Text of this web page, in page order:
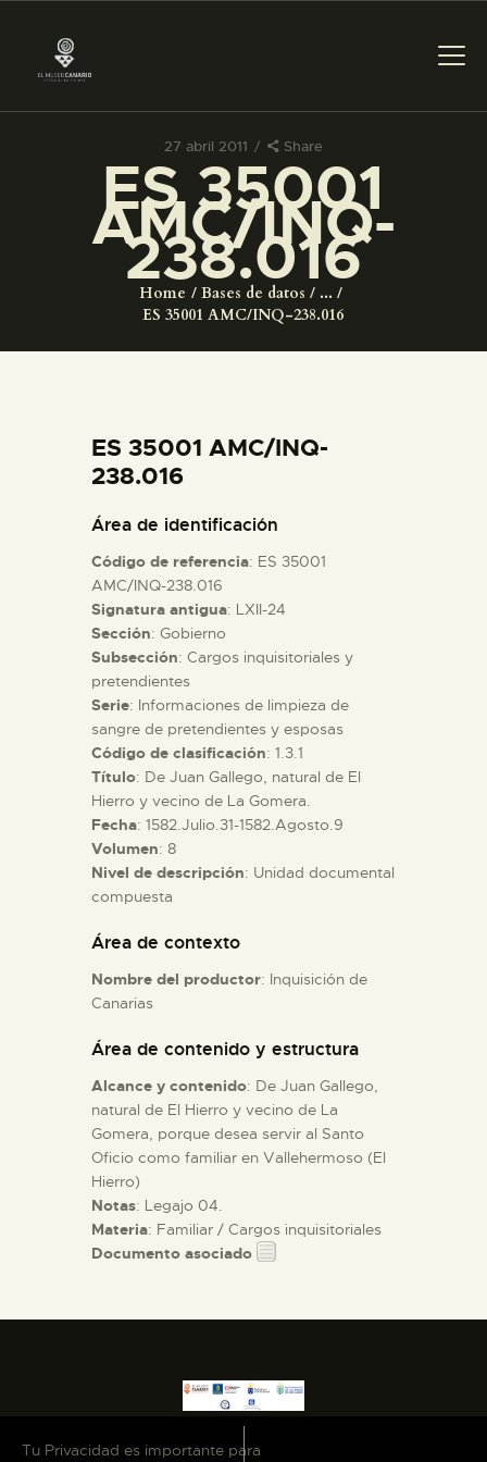
27 abril 2011 Share
ES 35001
AMC/INQ-
238.016
Home Bases de datos
...
ES 35001 AMC/INQ-238.016
PREPARAR LA VISITA
ACTIVIDADES
COLECCIONES
ESPAÑOL
PREPARAR LA VISITA
ACTIVIDADES
█
EL MUSEO
COLECCIONES
ES 35001 AMC/INQ-
238.016
Área de identificación
Código de referencia: ES 35001
AMC/INQ-238.016
Signatura antigua: LXII-24
Sección: Gobierno
Subsección: Cargos inquisitoriales y
pretendientes
Serie: Informaciones de limpieza de
sangre de pretendientes y esposas
Código de clasificación: 1.3.1
Título: De Juan Gallego, natural de El
Hierro y vecino de La Gomera.
Fecha: 1582.Julio.31-1582.Agosto.9
Volumen: 8
Nivel de descripción: Unidad documental
compuesta
Área de contexto
Nombre del productor: Inquisición de
Canarias
Área de contenido y estructura
Alcance y contenido: De Juan Gallego,
natural de El Hierro y vecino de La
Gomera, porque desea servir al Santo
Oficio como familiar en Vallehermoso (El
Hierro)
Notas: Legajo 04.
Materia: Familiar / Cargos inquisitoriales
Documento asociado
Tu Privacidad es importante para